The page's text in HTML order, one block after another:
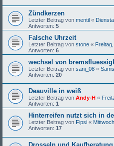
Zündkerzen
Letzter Beitrag von mentil «
Antworten: 5
Falsche Uhrzeit
Letzter Beitrag von stone «
Antworten: 6
wechsel von
Letzter Beitrag von sani_08 «
Antworten: 20
Deauville in weiß
Letzter Beitrag von Andy-H «
Antworten: 1
Hinterreifen nutzt sich in
Letzter Beitrag von Fipsi «
Antworten: 17